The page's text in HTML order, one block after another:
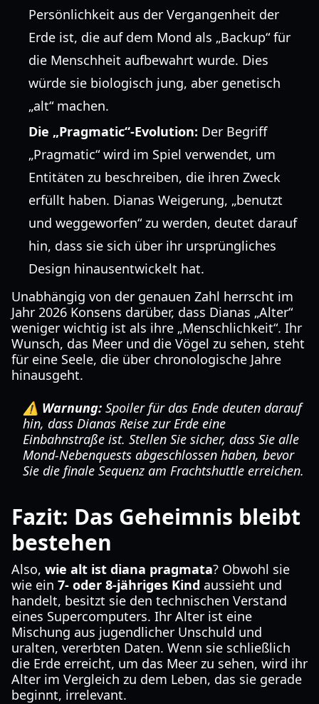
Persönlichkeit aus der Vergangenheit der
Erde ist, die auf dem Mond als „Backup“ für
die Menschheit aufbewahrt wurde. Dies
würde sie biologisch jung, aber genetisch
„alt“ machen.
Die „Pragmatic“-Evolution: Der Begriff
„Pragmatic“ wird im Spiel verwendet, um
Entitäten zu beschreiben, die ihren Zweck
erfüllt haben. Dianas Weigerung, „benutzt
und weggeworfen“ zu werden, deutet darauf
hin, dass sie sich über ihr ursprüngliches
Design hinausentwickelt hat.
Unabhängig von der genauen Zahl herrscht im
Jahr 2026 Konsens darüber, dass Dianas „Alter“
weniger wichtig ist als ihre „Menschlichkeit“. Ihr
Wunsch, das Meer und die Vögel zu sehen, steht
für eine Seele, die über chronologische Jahre
hinausgeht.
⚠️ Warnung: Spoiler für das Ende deuten darauf
hin, dass Dianas Reise zur Erde eine
Einbahnstraße ist. Stellen Sie sicher, dass Sie alle
Mond-Nebenquests abgeschlossen haben, bevor
Sie die finale Sequenz am Frachtshuttle erreichen.
Fazit: Das Geheimnis bleibt
bestehen
Also, wie alt ist diana pragmata? Obwohl sie
wie ein 7- oder 8-jähriges Kind aussieht und
handelt, besitzt sie den technischen Verstand
eines Supercomputers. Ihr Alter ist eine
Mischung aus jugendlicher Unschuld und
uralten, vererbten Daten. Wenn sie schließlich
die Erde erreicht, um das Meer zu sehen, wird ihr
Alter im Vergleich zu dem Leben, das sie gerade
beginnt, irrelevant.